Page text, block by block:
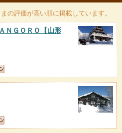
の評価が高い順に掲載しています。
ＮＧＯＲＯ
【山形